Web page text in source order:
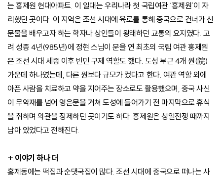
는 홍제원 현대아파트. 이 일대는 우리나라 첫 국립여관 ‘홍제원’이 자
리했던 곳이다. 이 지역은 조선 시대에 육로를 통해 중국으로 건너가 신
문물을 배우고자 하는 학자나 상인들이 왕래하던 교통의 요지였다. 고
려 성종 4년(985년)에 정현 스님이 문을 연 최초의 국립 여관 홍제원
은 조선 시대 세종 이후 빈민 구제 역할도 했다. 도성 부근 4개 원(院)
가운데 하나였는데, 다른 원보다 규모가 컸다고 한다. 여관 역할 외에
아픈 사람을 치료하고 약을 지어주는 장소로도 활용했으며, 중국 사신
이 무악재를 넘어 영은문을 거쳐 도성에 들어가기 전 마지막으로 휴식
을 취하며 의관을 정제하던 곳이기도 하다. 홍제원은 청일전쟁 때까지
남아 있었다고 전해진다.
+ 이야기 하나 더
홍제동에는 떡집과 순댓국집이 많다. 조선 시대에 중국으로 떠나는 사